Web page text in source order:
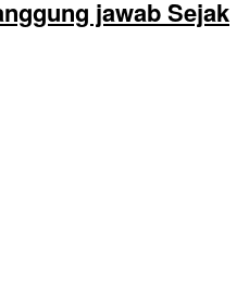
jawab Sejak